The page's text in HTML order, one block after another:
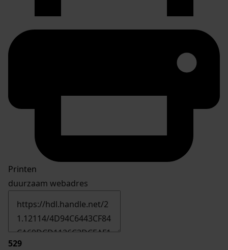
Printen
duurzaam webadres
529